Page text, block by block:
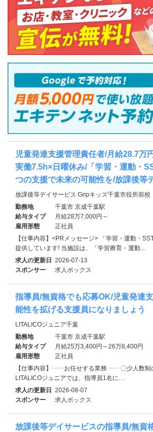
児童発達支援管理責任者/月給28.7万
実働7.5h×日曜休み/「学習・運動・
つの支援で未来の可能性を/放課後等
放課後等デイサービス Gripキッズ千葉市役所前校
勤務地
千葉市 京成千葉駅
給与タイプ
月給28万7,000円～
雇用形態
正社員
【仕事内容】<PRメッセージ> 「学習・運動・
提供しています! 当施設は、「学習療育・運動…
求人の更新日 2026-07-13
スポンサー
求人ボックス
指導員/無資格でも応募OK/児童発達
能性を拡げる支援員になりましょう
LITALICOジュニア千葉
勤務地
千葉市 京成千葉駅
給与タイプ
月給25万3,400円～26万8,400円
雇用形態
正社員
【仕事内容】┈┈お任せする業務┈┈ 〇少人数制
LITALICOジュニアでは、指導員1名に…
求人の更新日 2026-08-07
スポンサー
求人ボックス
放課後等デイサービスの指導員/無資